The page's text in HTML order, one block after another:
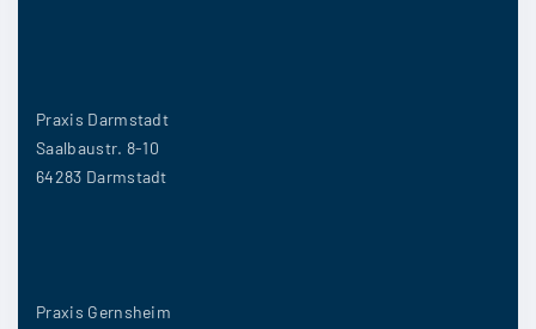
Praxis Darmstadt
Saalbaustr. 8-10
64283 Darmstadt
Praxis Gernsheim